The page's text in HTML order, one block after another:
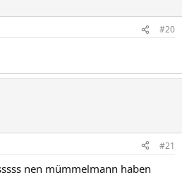
#20
#21
nen mümmelmann haben